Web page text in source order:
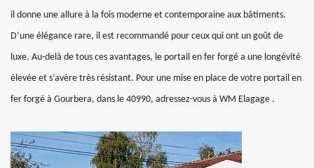
il donne une allure à la fois moderne et contemporaine aux bâtiments.
D’une élégance rare, il est recommandé pour ceux qui ont un goût de
luxe. Au-delà de tous ces avantages, le portail en fer forgé a une longévité
élevée et s’avère très résistant. Pour une mise en place de votre portail en
fer forgé à Gourbera, dans le 40990, adressez-vous à WM Elagage .